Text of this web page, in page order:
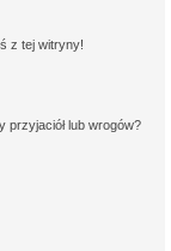
z tej witryny!
przyjaciół lub wrogów?